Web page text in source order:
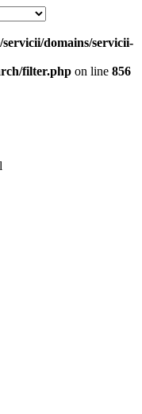
servicii/domains/servicii-
filter.php on line 856